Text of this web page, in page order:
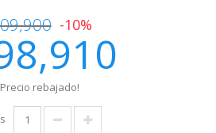
-10%
rebajado!